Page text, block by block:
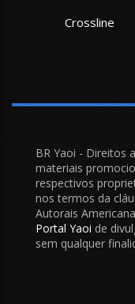
Crossline
BR Yaoi - Direitos
materiais
respectivos
nos termos da
Autorais
Portal Yaoi de
sem qualquer